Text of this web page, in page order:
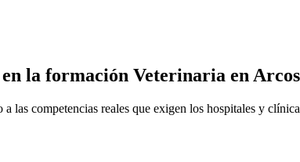
la formación Veterinaria en
las competencias reales que exigen los hospitales y